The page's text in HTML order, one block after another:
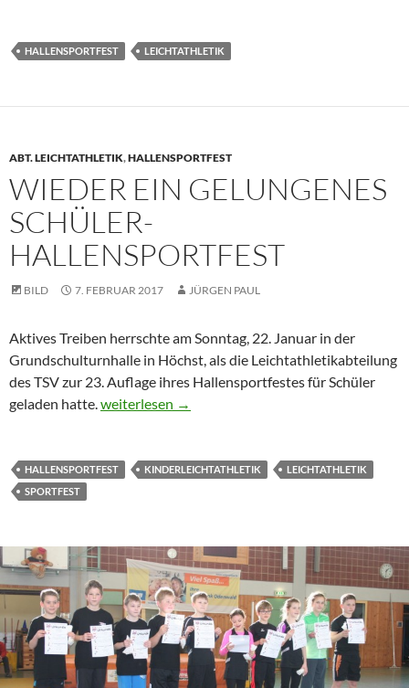
HALLENSPORTFEST LEICHTATHLETIK
ABT. LEICHTATHLETIK,HALLENSPORTFEST
WIEDER EIN GELUNGENES
SCHÜLER-
HALLENSPORTFEST
BILD 7. FEBRUAR 2017 JÜRGEN PAUL
Aktives Treiben herrschte am Sonntag, 22. Januar in der
Grundschulturnhalle in Höchst, als die Leichtathletikabteilung
des TSV zur 23. Auflage ihres Hallensportfestes für Schüler
geladen hatte. Wieder ein gelungenes Schüler-Hallensportfest
weiterlesen →
HALLENSPORTFEST KINDERLEICHTATHLETIK
LEICHTATHLETIK
SPORTFEST